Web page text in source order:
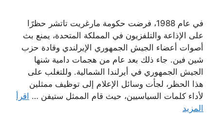
في عام 1988، فرضت حكومة مارغريت تاتشر حظرًا
على الإذاعة والتلفزيون في المملكة المتحدة، يمنع بث
أصوات أعضاء الجيش الجمهوري الإيرلندي وقادة حزب
شين فين. جاء ذلك بعد عام من هجمات دامية شنها
الجيش الجمهوري في أيرلندا الشمالية. وللتغلب على
هذا الحظر، لجأت وسائل الإعلام إلى توظيف ممثلين
لأداء كلمات السياسيين، حيث قام الممثل ستيفن … اقرأ
المزيد